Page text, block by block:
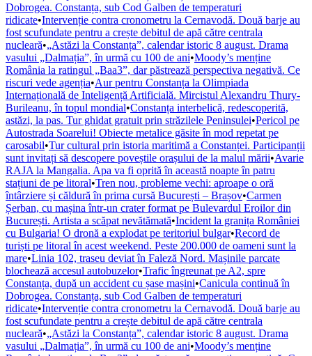
Dobrogea. Constanța, sub Cod Galben de temperaturi
ridicate•Intervenție contra cronometru la Cernavodă. Două barje au
fost scufundate pentru a crește debitul de apă către centrala
nucleară•„Astăzi la Constanța”, calendar istoric 8 august. Drama
vasului „Dalmația”, în urmă cu 100 de ani•Moody’s menține
România la ratingul „Baa3”, dar păstrează perspectiva negativă. Ce
riscuri vede agenția•Aur pentru Constanța la Olimpiada
Internațională de Inteligență Artificială. Mircistul Alexandru Thury-
Burileanu, în topul mondial•Constanța interbelică, redescoperită,
astăzi, la pas. Tur ghidat gratuit prin străzilele Peninsulei•Pericol pe
Autostrada Soarelui! Obiecte metalice găsite în mod repetat pe
carosabil•Tur cultural prin istoria maritimă a Constanței. Participanții
sunt invitați să descopere poveștile orașului de la malul mării•Avarie
RAJA la Mangalia. Apa va fi oprită în această noapte în patru
stațiuni de pe litoral•Tren nou, probleme vechi: aproape o oră
întârziere și căldură în prima cursă București – Brașov•Carmen
Șerban, cu mașina într-un crater format pe Bulevardul Eroilor din
București. Artista a scăpat nevătămată•Incident la granița României
cu Bulgaria! O dronă a explodat pe teritoriul bulgar•Record de
turiști pe litoral în acest weekend. Peste 200.000 de oameni sunt la
mare•Linia 102, traseu deviat în Faleză Nord. Mașinile parcate
blochează accesul autobuzelor•Trafic îngreunat pe A2, spre
Constanța, după un accident cu șase mașini•Canicula continuă în
Dobrogea. Constanța, sub Cod Galben de temperaturi
ridicate•Intervenție contra cronometru la Cernavodă. Două barje au
fost scufundate pentru a crește debitul de apă către centrala
nucleară•„Astăzi la Constanța”, calendar istoric 8 august. Drama
vasului „Dalmația”, în urmă cu 100 de ani•Moody’s menține